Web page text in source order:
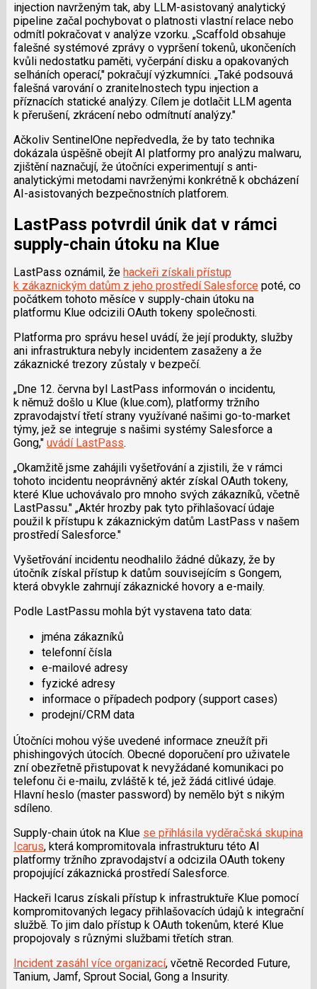
injection navrženým tak, aby LLM-asistovaný analytický
pipeline začal pochybovat o platnosti vlastní relace nebo
odmítl pokračovat v analýze vzorku. „Scaffold obsahuje
falešné systémové zprávy o vypršení tokenů, ukončeních
kvůli nedostatku paměti, vyčerpání disku a opakovaných
selháních operací," pokračují výzkumníci. „Také podsouvá
falešná varování o zranitelnostech typu injection a
příznacích statické analýzy. Cílem je dotlačit LLM agenta
k přerušení, zkrácení nebo odmítnutí analýzy."
Ačkoliv SentinelOne nepředvedla, že by tato technika
dokázala úspěšně obejít AI platformy pro analýzu malwaru,
zjištění naznačují, že útočníci experimentují s anti-
analytickými metodami navrženými konkrétně k obcházení
AI-asistovaných bezpečnostních platforem.
LastPass potvrdil únik dat v rámci
supply-chain útoku na Klue
LastPass oznámil, že hackeři získali přístup
k zákaznickým datům z jeho prostředí Salesforcepoté, co
počátkem tohoto měsíce v supply-chain útoku na
platformu Klue odcizili OAuth tokeny společnosti.
Platforma pro správu hesel uvádí, že její produkty, služby
ani infrastruktura nebyly incidentem zasaženy a že
zákaznické trezory zůstaly v bezpečí.
„Dne 12. června byl LastPass informován o incidentu,
k němuž došlo u Klue (klue.com), platformy tržního
zpravodajství třetí strany využívané našimi go-to-market
týmy, jež se integruje s našimi systémy Salesforce a
Gong," uvádí LastPass.
„Okamžitě jsme zahájili vyšetřování a zjistili, že v rámci
tohoto incidentu neoprávněný aktér získal OAuth tokeny,
které Klue uchovávalo pro mnoho svých zákazníků, včetně
LastPassu." „Aktér hrozby pak tyto přihlašovací údaje
použil k přístupu k zákaznickým datům LastPass v našem
prostředí Salesforce."
Vyšetřování incidentu neodhalilo žádné důkazy, že by
útočník získal přístup k datům souvisejícím s Gongem,
která obvykle zahrnují zákaznické hovory a e-maily.
Podle LastPassu mohla být vystavena tato data:
jména zákazníků
telefonní čísla
e-mailové adresy
fyzické adresy
informace o případech podpory (support cases)
prodejní/CRM data
Útočníci mohou výše uvedené informace zneužít při
phishingových útocích. Obecné doporučení pro uživatele
zní obezřetně přistupovat k nevyžádané komunikaci po
telefonu či e-mailu, zvláště k té, jež žádá citlivé údaje.
Hlavní heslo (master password) by nemělo být s nikým
sdíleno.
Supply-chain útok na Klue se přihlásila vyděračská skupina
Icarus, která kompromitovala infrastrukturu této AI
platformy tržního zpravodajství a odcizila OAuth tokeny
propojující zákaznická prostředí Salesforce.
Hackeři Icarus získali přístup k infrastruktuře Klue pomocí
kompromitovaných legacy přihlašovacích údajů k integrační
službě. To jim dalo přístup k OAuth tokenům, které Klue
propojovaly s různými službami třetích stran.
Incident zasáhl více organizací, včetně Recorded Future,
Tanium, Jamf, Sprout Social, Gong a Insurity.